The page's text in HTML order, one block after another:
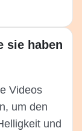
sie haben
Videos
um den
und